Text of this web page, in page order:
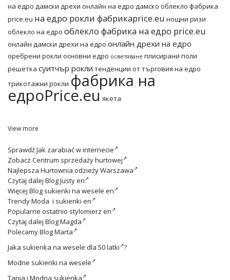
на едро дамски дрехи онлайн на едро дамско облекло фабрика
price.eu на едро рокли фабрикаprice.eu нощни ризи
облекло на едро облекло фабрика на едро price.eu
онлайн дамски дрехи на едро онлайн дрехи на едро
оребрени рокли основни едро осветяване плисирани поли
решетка суитчър рокли тенденции от търговия на едро
трикотажни рокли фабрика на
едроPrice.euякета
View more
SprawdźJak zarabiać w internecie
Zobacz Centrum sprzedaży hurtowej
Najlepsza Hurtownia odzieży Warszawa
Czytaj dalej Blog Justy en
Więcej Blog sukienki na wesele en
TrendyModa i sukienki en
Popularne ostatnio stylomierz en
Czytaj dalej Blog Magda
PolecamyBlog Marta
Jaka sukienka na wesele dla 50 latki ?
Modne sukienki na wesele
Tania i Modna sukienka